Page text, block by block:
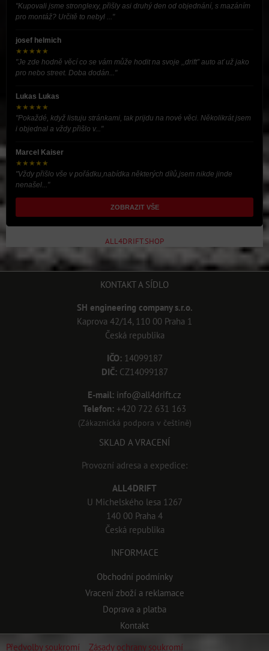
"Kupovali jsme stronglexy, přišly asi druhý den od objednání, s mazáním
pro montáž? Určitě to nebyl ..."
josef helmich
★★★★★
"Je zde hodně věcí co se vám může hodit na svoje ,,drift” auto ať už jako
pro nebo street. Doba dodán..."
Lukas Lukas
★★★★★
"Pokaždé, když listuju stránkami, tak prijdu na nové věci. Několikrát jsem
i objednal a vždy přišlo v..."
Marcel Kaiser
★★★★★
"Vždy přišlo vše v pořádku,nabídka některých dílů,jsem nikde jinde
nenašel..."
ZOBRAZIT VŠE
ALL4DRIFT.SHOP
KONTAKT A SÍDLO
SH engineering company s.r.o.
Kaprova 42/14, 110 00 Praha 1
Česká republika
IČO:14099187
DIČ:CZ14099187
E-mail: info@all4drift.cz
Telefon: +420 722 631 163
(Zákaznická podpora v češtině)
SKLAD A VRACENÍ
Provozní adresa a expedice:
ALL4DRIFT
U Michelského lesa 1267
140 00 Praha 4
Česká republika
INFORMACE
Obchodní podmínky
Vracení zboží a reklamace
Doprava a platba
Kontakt
Předvolby soukromí
Zásady ochrany soukromí